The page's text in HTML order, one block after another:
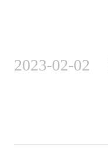
2023-02-02